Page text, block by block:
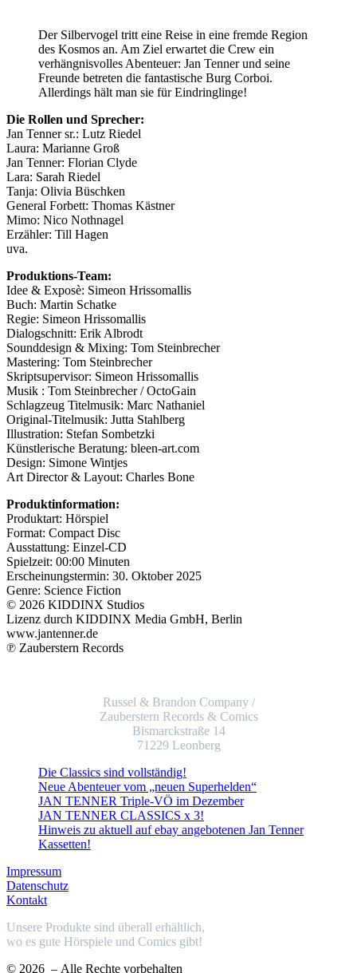
Der Silbervogel tritt eine Reise in eine fremde Region
des Kosmos an. Am Ziel erwartet die Crew ein
verhängnisvolles Abenteuer: Jan Tenner und seine
Freunde betreten die fantastische Burg Corboi.
Allerdings hält man sie für Eindringlinge!
Die Rollen und Sprecher:
Jan Tenner sr.: Lutz Riedel
Laura: Marianne Groß
Jan Tenner: Florian Clyde
Lara: Sarah Riedel
Tanja: Olivia Büschken
General Forbett: Thomas Kästner
Mimo: Nico Nothnagel
Erzähler: Till Hagen
uva.
Produktions-Team:
Idee & Exposè: Simeon Hrissomallis
Buch: Martin Schatke
Regie: Simeon Hrissomallis
Dialogschnitt: Erik Albrodt
Sounddesign & Mixing: Tom Steinbrecher
Mastering: Tom Steinbrecher
Skriptsupervisor: Simeon Hrissomallis
Musik : Tom Steinbrecher / OctoGain
Schlagzeug Titelmusik: Marc Nathaniel
Original-Titelmusik: Jutta Stahlberg
Illustration: Stefan Sombetzki
Künstlerische Beratung: bleen-art.com
Design: Simone Wintjes
Art Director & Layout: Charles Bone
Produktinformation:
Produktart: Hörspiel
Format: Compact Disc
Ausstattung: Einzel-CD
Spielzeit: 00:00 Minuten
Erscheinungstermin: 30. Oktober 2025
Genre: Science Fiction
© 2026 KIDDINX Studios
Lizenz durch KIDDINX Media GmbH, Berlin
www.jantenner.de
℗ Zauberstern Records
Russel & Brandon Company /
Zauberstern Records & Comics
Bismarckstraße 14
71229 Leonberg
Die Classics sind vollständig!
Neue Abenteuer vom „neuen Superhelden“
JAN TENNER Triple-VÖ im Dezember
JAN TENNER CLASSICS x 3!
Hinweis zu aktuell auf ebay angebotenen Jan Tenner
Kassetten!
Impressum
Datenschutz
Kontakt
Unsere Produkte sind überall erhältlich,
wo es gute Hörspiele und Comics gibt!
© 2026 – Alle Rechte vorbehalten